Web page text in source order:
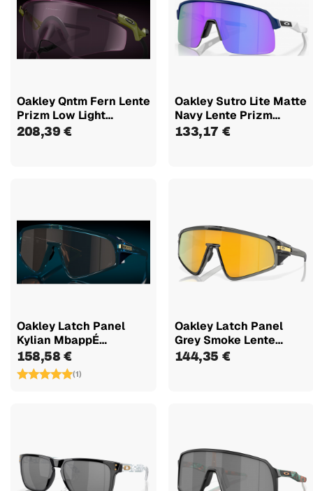
Oakley Qntm Fern Lente
Prizm Low Light
948106
208,39 €
Oakley Sutro Lite Matte
Navy Lente Prizm
Violet...
133,17 €
Oakley Latch Panel
Kylian MbappÉ
Transparent...
158,58 €
(1)
Oakley Latch Panel
Grey Smoke Lente
Prizm 24k...
144,35 €